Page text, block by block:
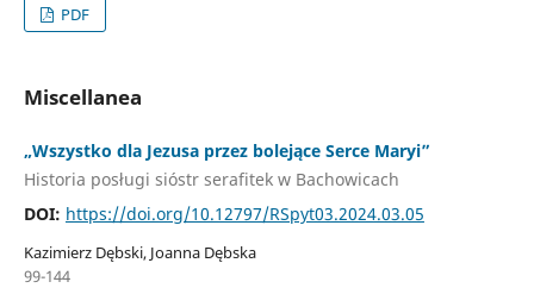
PDF
Miscellanea
„Wszystko dla Jezusa przez bolejące Serce Maryi”
Historia posługi sióstr serafitek w Bachowicach
DOI: https://doi.org/10.12797/RSpyt03.2024.03.05
Kazimierz Dębski, Joanna Dębska
99-144